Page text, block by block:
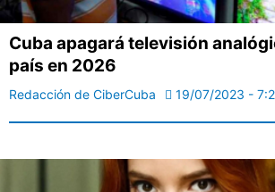
Cuba apagará televisión
país en 2026
Redacción de CiberCuba 19/07/2023 -